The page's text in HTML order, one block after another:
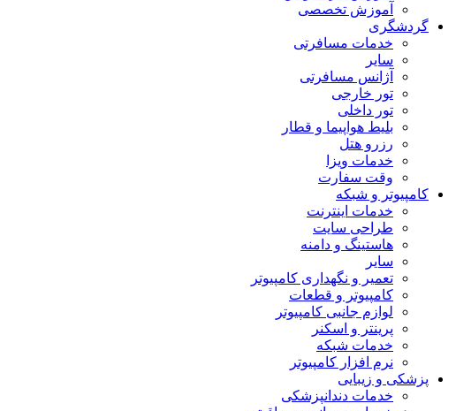
آموزش تخصصی
گردشگری
خدمات مسافرتی
سایر
آژانس مسافرتی
تور خارجی
تور داخلی
بلیط هواپیما و قطار
رزرو هتل
خدمات ویزا
وقت سفارت
کامپیوتر و شبکه
خدمات اینترنت
طراحی سایت
هاستینگ و دامنه
سایر
تعمیر و نگهداری کامپیوتر
کامپیوتر و قطعات
لوازم جانبی کامپیوتر
پرینتر و اسکنر
خدمات شبکه
نرم افزار کامپیوتر
پزشکی و زیبایی
خدمات دندانپزشکی